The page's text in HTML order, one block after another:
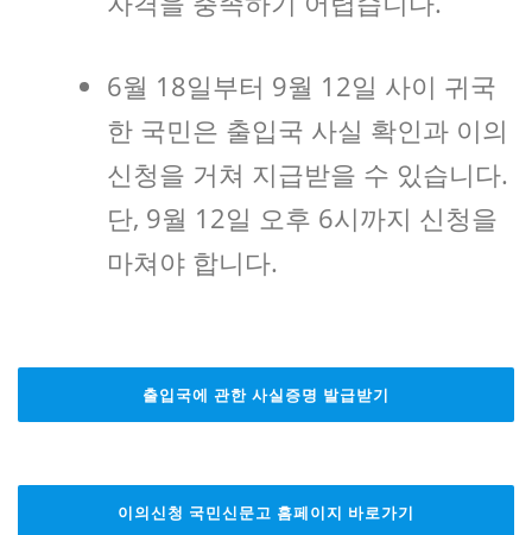
6월 18일부터 9월 12일 사이 귀국
한 국민은 출입국 사실 확인과 이의
신청을 거쳐 지급받을 수 있습니다.
단, 9월 12일 오후 6시까지 신청을
마쳐야 합니다.
출입국에 관한 사실증명 발급받기
이의신청 국민신문고 홈페이지 바로가기